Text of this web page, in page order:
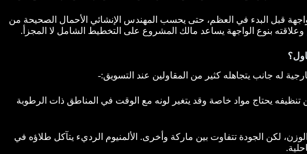
قبل البدء في العظم، حتى يحسب المهندس الإنشائي الأحمال الصحيحة من
وعلاقته بنوع الواجهة يساعد مالك المشروع على التخطيط الشامل لا المجزأ.
له جانب يتجاهله كثير من المقاولين عند التسويق:-
يحتاج مواد خاصة وقد يتغير لونه مع الوقت في المناطق ذات الرطوبة
لكن الجودة تتفاوت بين ماركة وأخرى. الألمنيوم الرديء يتآكل طلاؤه في